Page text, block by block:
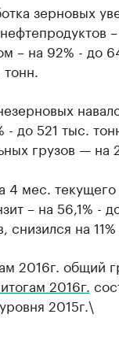
зерновых
– на 92% - до
- до 521 тыс.
грузов — на
4 мес.
– на 56,1% -
снизился на
2016г. общий
2016г.
2015г.\